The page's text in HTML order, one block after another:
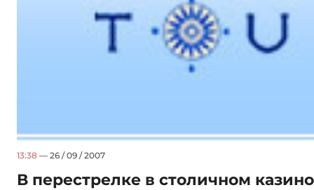
13:38 — 26 / 09 / 2007
В перестрелке в столичном